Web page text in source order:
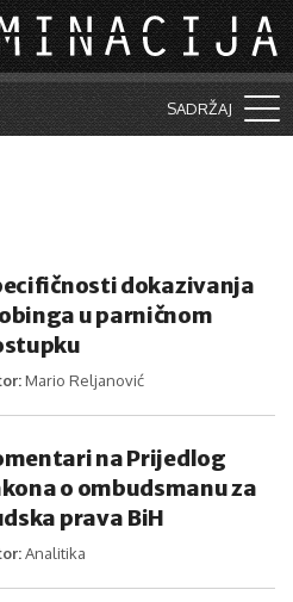
SADRŽAJ
dokazivanja
u parničnom
Mario Reljanović
na Prijedlog
o ombudsmanu za
prava BiH
Analitika